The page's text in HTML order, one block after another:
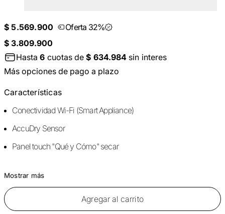
$ 5.569.900
Oferta 32%
$ 3.809.900
Hasta6 cuotas de$ 634.984 sin interes
Más opciones de pago a plazo
Características
Conectividad Wi-Fi (Smart Appliance)
AccuDry Sensor
Panel touch "Qué y Cómo" secar
Mostrar más
Agregar al carrito